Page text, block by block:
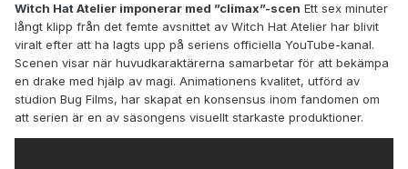
Witch Hat Atelier imponerar med ”climax”-scen Ett sex minuter
långt klipp från det femte avsnittet av Witch Hat Atelier har blivit
viralt efter att ha lagts upp på seriens officiella YouTube-kanal.
Scenen visar när huvudkaraktärerna samarbetar för att bekämpa
en drake med hjälp av magi. Animationens kvalitet, utförd av
studion Bug Films, har skapat en konsensus inom fandomen om
att serien är en av säsongens visuellt starkaste produktioner.